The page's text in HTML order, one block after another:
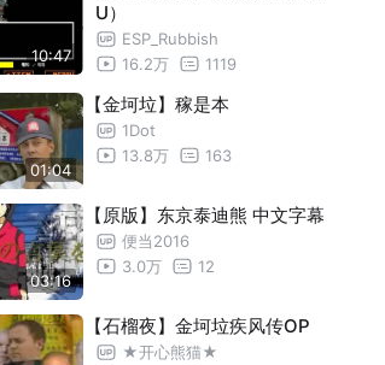
10:47
U）
ESP_Rubbish
16.2万
1119
01:04
【金坷垃】稼是本
1Dot
13.8万
163
03:16
【原版】东京泰迪熊 中文字幕
便当2016
3.0万
12
【石榴夜】金坷垃疾风传OP
★开心熊猫★